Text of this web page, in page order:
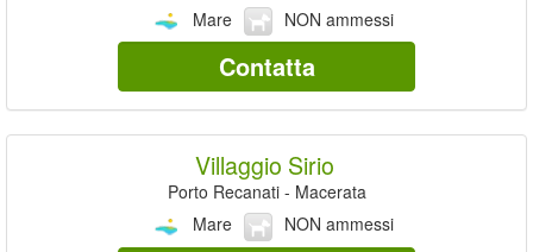
Mare
NON ammessi
Contatta
Villaggio Sirio
Porto Recanati - Macerata
Mare
NON ammessi